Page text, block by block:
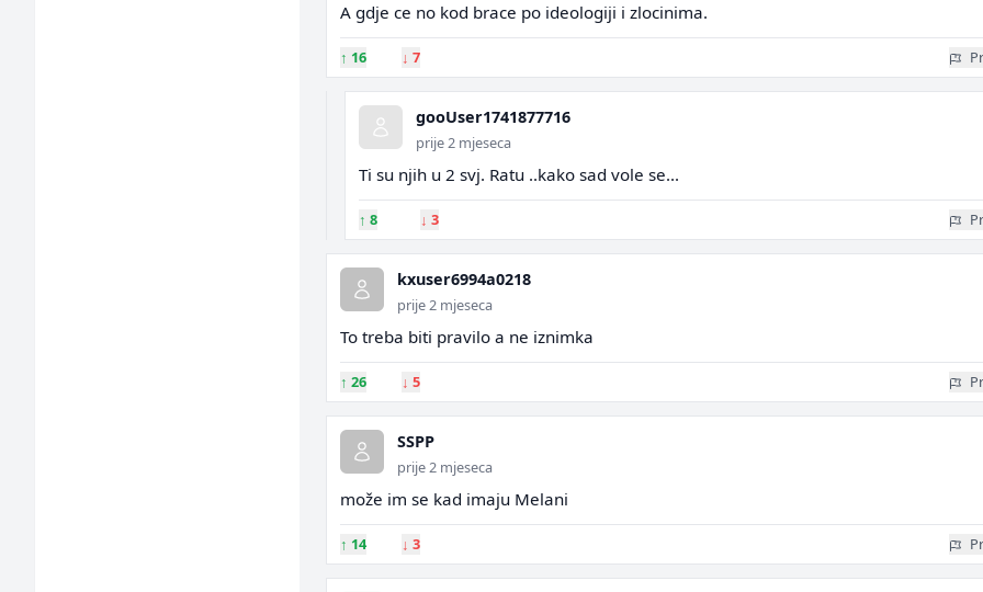
A gdje ce no kod brace po ideologiji i zlocinima.
↑ 16 ↓ 7
gooUser1741877716
prije 2 mjeseca
Ti su njih u 2 svj. Ratu ..kako sad vole se...
↑ 8 ↓ 3
kxuser6994a0218
prije 2 mjeseca
To treba biti pravilo a ne iznimka
↑ 26 ↓ 5
SSPP
prije 2 mjeseca
može im se kad imaju Melani
↑ 14 ↓ 3